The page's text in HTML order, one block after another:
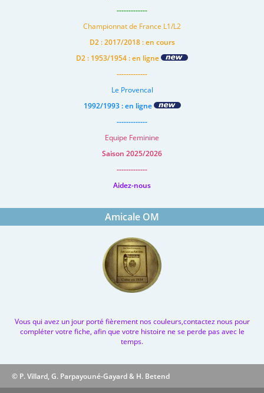
-------------
Championnat de France L1/L2
D2 : 2017/2018 : en cours
D2 : 1953/1954 : en ligne
-------------
Le Provencal
1992/1993 : en ligne
-------------
Equipe Feminine
Saison 2025/2026
-------------
Aidez-nous
Amicale OM
Vous qui avez un jour porté fièrement nos couleurs,contactez nous pour
compléter votre fiche, afin que votre histoire ne se perde pas avec le
temps.
© P. Villard, G. Parpayouné-Gayard & H. Betend